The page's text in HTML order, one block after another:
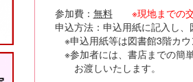
参加費： 無料
※現地までの
申込方法：申込用紙に記入し、
※申込用紙等は図書館3階カウ
※参加者には、書店までの簡
お渡しいたします。